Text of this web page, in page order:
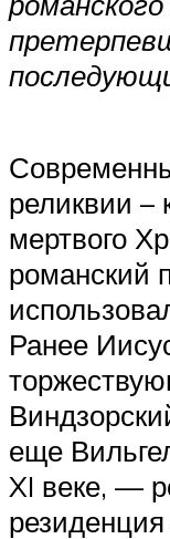
реликвии –
мертвого
романский
Ранее
еще
XI веке, —